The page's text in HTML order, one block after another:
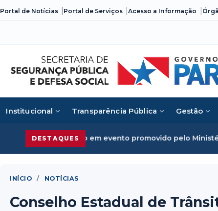
Portal de Notícias Portal de Serviços Acesso a Informação
Institucional Transparência Pública Gestão
DESTAQUES
organizado em evento promovido pelo Ministério da
INÍCIO / NOTÍCIAS
Conselho Estadual de